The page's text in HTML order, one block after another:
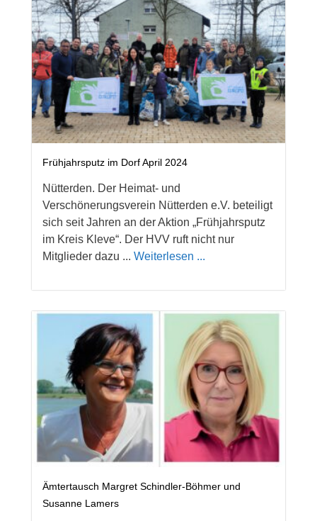
Frühjahrsputz im Dorf April 2024
Nütterden. Der Heimat- und
Verschönerungsverein Nütterden e.V. beteiligt
sich seit Jahren an der Aktion „Frühjahrsputz
im Kreis Kleve“. Der HVV ruft nicht nur
Mitglieder dazu ... Weiterlesen ...
Ämtertausch Margret Schindler-Böhmer und
Susanne Lamers